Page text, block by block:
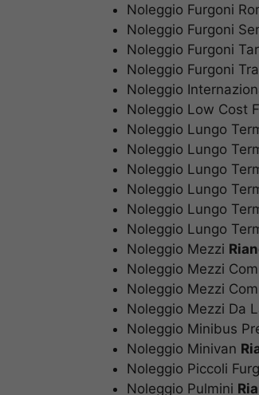
Noleggio Furgoni
Noleggio Furgoni
Noleggio Furgoni
Noleggio Furgoni
Noleggio
Noleggio Low Cost
Noleggio Lungo
Noleggio Lungo
Noleggio Lungo
Noleggio Lungo
Noleggio Lungo
Noleggio Lungo
Noleggio Mezzi
Noleggio Mezzi
Noleggio Mezzi
Noleggio Mezzi Da
Noleggio Minibus
Noleggio Minivan
Noleggio Piccoli
Noleggio Pulmini